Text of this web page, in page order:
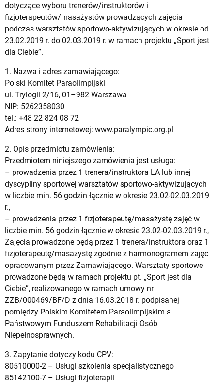
dotyczące wyboru trenerów/instruktorów i
fizjoterapeutów/masażystów prowadzących zajęcia
podczas warsztatów sportowo-aktywizujących w okresie od
23.02.2019 r. do 02.03.2019 r. w ramach projektu „Sport jest
dla Ciebie”.
1. Nazwa i adres zamawiającego:
Polski Komitet Paraolimpijski
ul. Trylogii 2/16, 01–982 Warszawa
NIP: 5262358030
tel.: +48 22 824 08 72
Adres strony internetowej: www.paralympic.org.pl
2. Opis przedmiotu zamówienia:
Przedmiotem niniejszego zamówienia jest usługa:
– prowadzenia przez 1 trenera/instruktora LA lub innej
dyscypliny sportowej warsztatów sportowo-aktywizujących
w liczbie min. 56 godzin łącznie w okresie 23.02-02.03.2019
r.,
– prowadzenia przez 1 fizjoterapeutę/masażystę zajęć w
liczbie min. 56 godzin łącznie w okresie 23.02-02.03.2019 r.,
Zajęcia prowadzone będą przez 1 trenera/instruktora oraz 1
fizjoterapeutę/masażystę zgodnie z harmonogramem zajęć
opracowanym przez Zamawiającego. Warsztaty sportowe
prowadzone będą w ramach projektu pt. „Sport jest dla
Ciebie”, realizowanego w ramach umowy nr
ZZB/000469/BF/D z dnia 16.03.2018 r. podpisanej
pomiędzy Polskim Komitetem Paraolimpijskim a
Państwowym Funduszem Rehabilitacji Osób
Niepełnosprawnych.
3. Zapytanie dotyczy kodu CPV:
80510000-2 – Usługi szkolenia specjalistycznego
85142100-7 – Usługi fizjoterapii